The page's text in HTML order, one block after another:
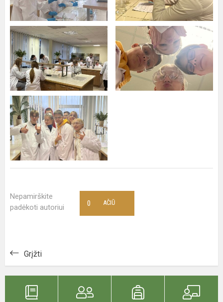
Nepamirškite
padėkoti autoriui
AČIŪ
0
Grįžti